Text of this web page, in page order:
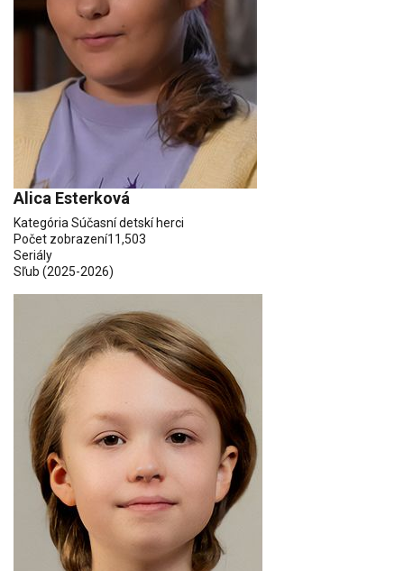
Alica Esterková
Kategória Súčasní detskí herci
Počet zobrazení11,503
Seriály
Sľub (2025-2026)